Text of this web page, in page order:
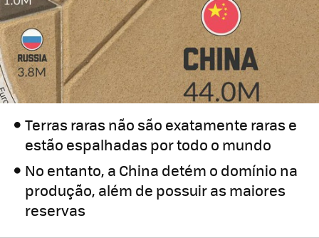
Terras raras não são exatamente raras e
estão espalhadas por todo o mundo
No entanto, a China detém o domínio na
produção, além de possuir as maiores
reservas